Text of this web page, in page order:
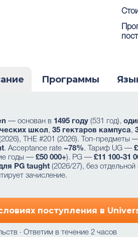
Программы
— основан в 1495 году (531 год),
школ, 35 гектаров кампуса,
THE #201 (2026). Топ-предметы
. Acceptance rate ~78%. Тариф UG —
годы — £50 000+). PG — £11 100-31
PG taught (2026/27), без
зачисление.
поступления в
· Ответим в течение 2 часов